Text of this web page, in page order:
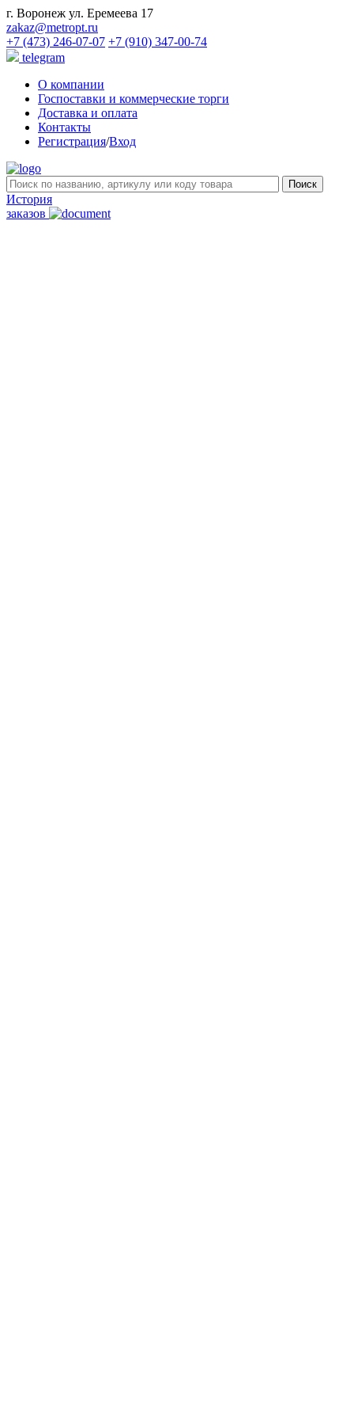
г. Воронеж ул. Еремеева 17
zakaz@metropt.ru
+7 (473) 246-07-07 +7 (910) 347-00-74
telegram
О компании
Госпоставки и коммерческие торги
Доставка и оплата
Контакты
Регистрация/Вход
История
заказов